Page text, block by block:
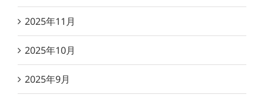
2025年11月
2025年10月
2025年9月